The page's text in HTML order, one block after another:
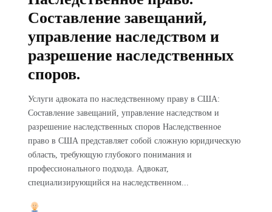
Составление завещаний,
управление наследством и
разрешение наследственных
споров.
Услуги адвоката по наследственному праву в США:
Составление завещаний, управление наследством и
разрешение наследственных споров Наследственное
право в США представляет собой сложную юридическую
область, требующую глубокого понимания и
профессионального подхода. Адвокат,
специализирующийся на наследственном...